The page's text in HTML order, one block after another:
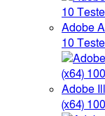
Adobe
10
Adobe
(x64)